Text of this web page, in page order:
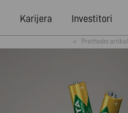
Karijera Investitori
< Prethodni artikal